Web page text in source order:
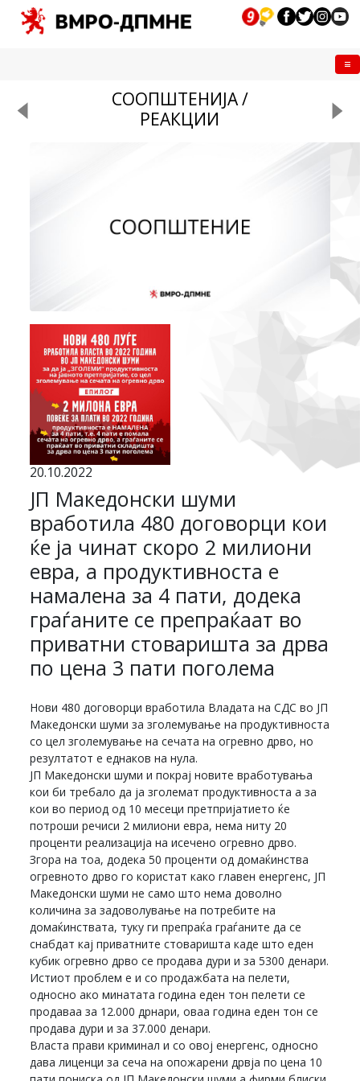
СООПШТЕНИЈА /
РЕАКЦИИ
20.10.2022
ЈП Македонски шуми
вработила 480 договорци кои
ќе ја чинат скоро 2 милиони
евра, а продуктивноста е
намалена за 4 пати, додека
граѓаните се препраќаат во
приватни стоваришта за дрва
по цена 3 пати поголема
Нови 480 договорци вработила Владата на СДС во ЈП
Македонски шуми за зголемување на продуктивноста
со цел зголемување на сечата на огревно дрво, но
резултатот е еднаков на нула.
ЈП Македонски шуми и покрај новите вработувања
кои би требало да ја зголемат продуктивноста а за
кои во период од 10 месеци претпријатието ќе
потроши речиси 2 милиони евра, нема ниту 20
проценти реализација на исечено огревно дрво.
Згора на тоа, додека 50 проценти од домаќинства
огревното дрво го користат како главен енергенс, ЈП
Македонски шуми не само што нема доволно
количина за задоволување на потребите на
домаќинствата, туку ги препраќа граѓаните да се
снабдат кај приватните стоваришта каде што еден
кубик огревно дрво се продава дури и за 5300 денари.
Истиот проблем е и со продажбата на пелети,
односно ако минатата година еден тон пелети се
продаваа за 12.000 дрнари, оваа година еден тон се
продава дури и за 37.000 денари.
Власта прави криминал и со овој енергенс, односно
дава лиценци за сеча на опожарени дрвја по цена 10